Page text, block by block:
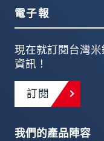
電子報
現在就訂閱台灣
資訊！
訂閱
我們的產品陣容